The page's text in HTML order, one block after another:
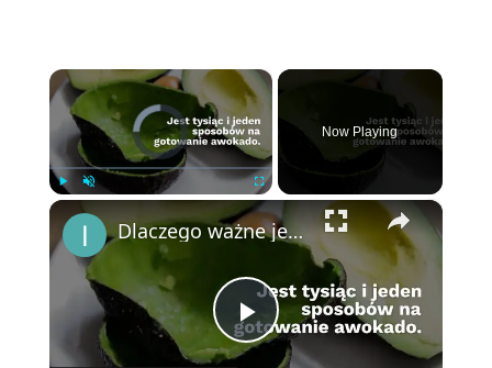
×
Video Player is loading.
Fullscreen
Now Playing
×
Play
Dlaczego ważne jest, aby nie wyrzucać już skórek z awokado do kosza?